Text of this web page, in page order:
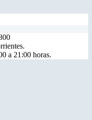
a 21:00 horas.